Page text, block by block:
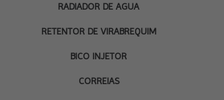
RADIADOR DE AGUA
RETENTOR DE VIRABREQUIM
BICO INJETOR
CORREIAS